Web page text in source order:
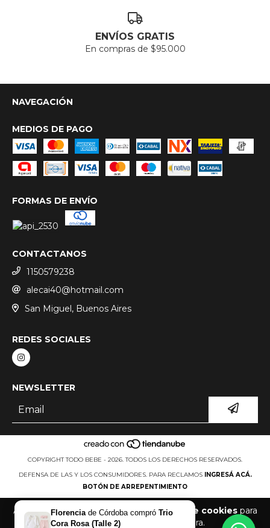
Al navegar por este sitioaceptás el uso de cookiespara
agilizar tu experiencia de compra.
ENVÍOS GRATIS
En compras de $95.000
NAVEGACIÓN
MEDIOS DE PAGO
FORMAS DE ENVÍO
CONTACTANOS
1150579238
alecai40@hotmail.com
San Miguel, Buenos Aires
REDES SOCIALES
NEWSLETTER
COPYRIGHT TODO BEBE - 2026. TODOS LOS DERECHOS RESERVADOS.
DEFENSA DE LAS Y LOS CONSUMIDORES. PARA RECLAMOS
INGRESÁ ACÁ.
BOTÓN DE ARREPENTIMIENTO
Florencia de Córdoba compró Trio
Cora Rosa (Talle 2)